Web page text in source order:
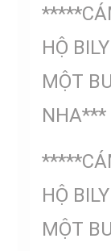
HỘ
MỘT
NHA***
HỘ
MỘT